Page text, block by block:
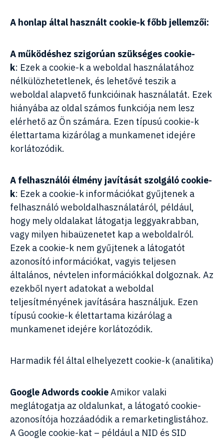
A honlap által használt cookie-k főbb jellemzői:
A működéshez szigorúan szükséges cookie-
k: Ezek a cookie-k a weboldal használatához
nélkülözhetetlenek, és lehetővé teszik a
weboldal alapvető funkcióinak használatát. Ezek
hiányába az oldal számos funkciója nem lesz
elérhető az Ön számára. Ezen típusú cookie-k
élettartama kizárólag a munkamenet idejére
korlátozódik.
A felhasználói élmény javítását szolgáló cookie-
k: Ezek a cookie-k információkat gyűjtenek a
felhasználó weboldalhasználatáról, például,
hogy mely oldalakat látogatja leggyakrabban,
vagy milyen hibaüzenetet kap a weboldalról.
Ezek a cookie-k nem gyűjtenek a látogatót
azonosító információkat, vagyis teljesen
általános, névtelen információkkal dolgoznak. Az
ezekből nyert adatokat a weboldal
teljesítményének javítására használjuk. Ezen
típusú cookie-k élettartama kizárólag a
munkamenet idejére korlátozódik.
Harmadik fél által elhelyezett cookie-k (analitika)
Google Adwords cookieAmikor valaki
meglátogatja az oldalunkat, a látogató cookie-
azonosítója hozzáadódik a remarketinglistához.
A Google cookie-kat – például a NID és SID